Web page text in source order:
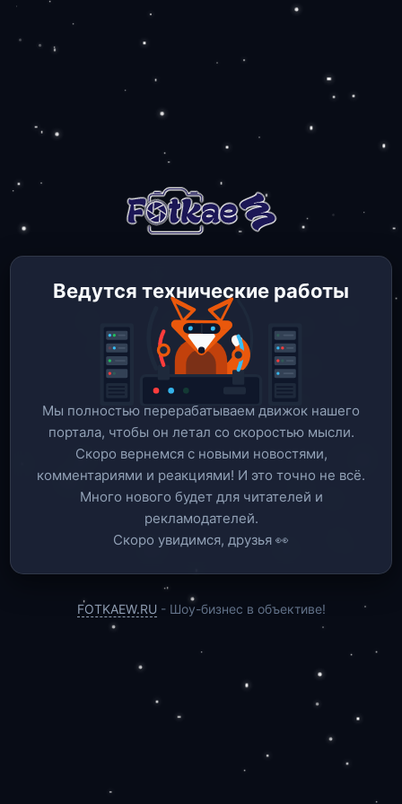
Ведутся технические работы
Мы полностью перерабатываем движок нашего
портала, чтобы он летал со скоростью мысли.
Скоро вернемся c новыми новостями,
комментариями и реакциями! И это точно не всё.
Много нового будет для читателей и
рекламодателей.
Скоро увидимся, друзья 👀
FOTKAEW.RU - Шоу-бизнес в объективе!